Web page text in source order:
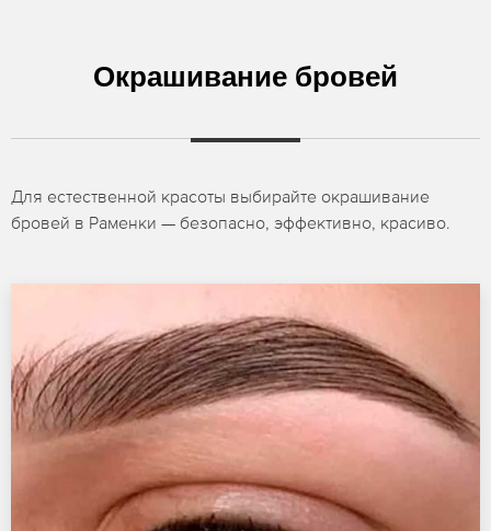
Окрашивание бровей
Для естественной красоты выбирайте окрашивание
бровей в Раменки — безопасно, эффективно, красиво.